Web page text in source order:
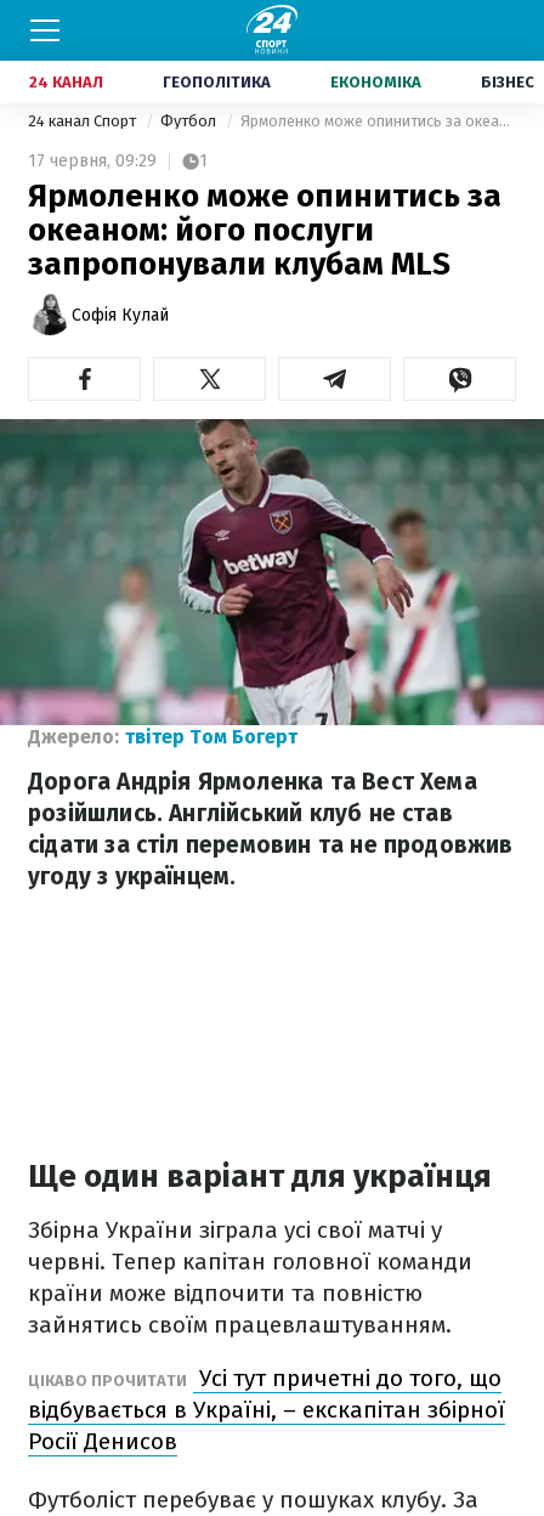
24 КАНАЛ ГЕОПОЛІТИКА ЕКОНОМІКА БІЗНЕС
24 канал Спорт Футбол Ярмоленко може опинитись за океаном: його послуги запропонували клубам MLS
17 червня, 09:29 1
Ярмоленко може опинитись за
океаном: його послуги
запропонували клубам MLS
Софія Кулай
Джерело: твітер Том Богерт
Дорога Андрія Ярмоленка та Вест Хема
розійшлись. Англійський клуб не став
сідати за стіл перемовин та не продовжив
угоду з українцем.
Ще один варіант для українця
Збірна України зіграла усі свої матчі у
червні. Тепер капітан головної команди
країни може відпочити та повністю
зайнятись своїм працевлаштуванням.
ЦІКАВО ПРОЧИТАТИ
Усі тут причетні до того, що
відбувається в Україні, – екскапітан збірної
Росії Денисов
Футболіст перебуває у пошуках клубу. За